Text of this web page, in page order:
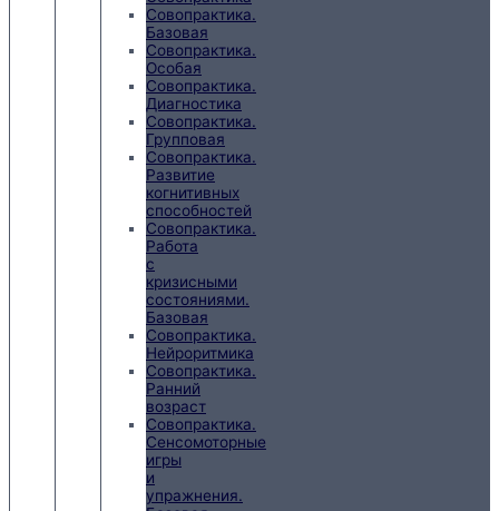
Совопрактика.
Базовая
Совопрактика.
Особая
Совопрактика.
Диагностика
Совопрактика.
Групповая
Совопрактика.
Развитие
когнитивных
способностей
Совопрактика.
Работа
с
кризисными
состояниями.
Базовая
Совопрактика.
Нейроритмика
Совопрактика.
Ранний
возраст
Совопрактика.
Сенсомоторные
игры
и
упражнения.